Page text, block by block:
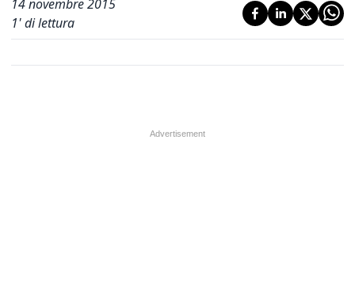
14 novembre 2015
1' di lettura